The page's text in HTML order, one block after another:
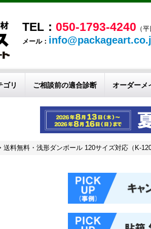
TEL： 050-1793-4240 （
メール：
ゴリ ご相談前の適合診断 オーダーメ
送料無料・浅形ダンボール 120サイズ対応（K-